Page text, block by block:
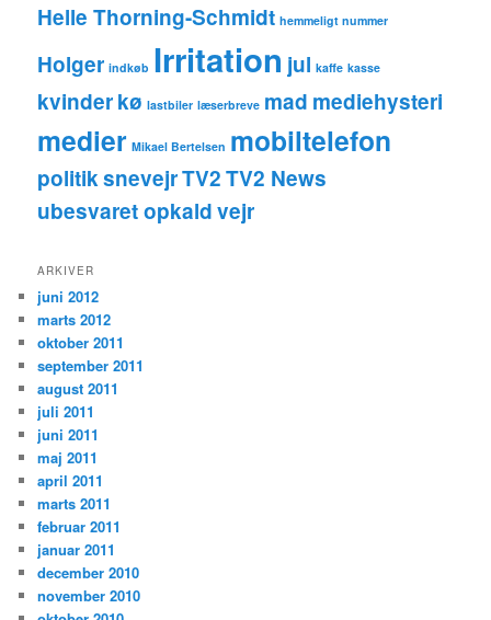
Helle Thorning-Schmidt hemmeligt nummer
Holger indkøb Irritation jul kaffe kasse
kvinderkø lastbiler læserbreve mad mediehysteri
medier Mikael Bertelsen mobiltelefon
politiksnevejrTV2TV2 News
ubesvaret opkaldvejr
ARKIVER
juni 2012
marts 2012
oktober 2011
september 2011
august 2011
juli 2011
juni 2011
maj 2011
april 2011
marts 2011
februar 2011
januar 2011
december 2010
november 2010